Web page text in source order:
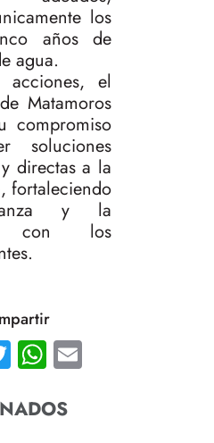
los
años de
agua.
acciones, el
Matamoros
compromiso
soluciones
directas a la
fortaleciendo
y la
con los
TwitterWhatsApp